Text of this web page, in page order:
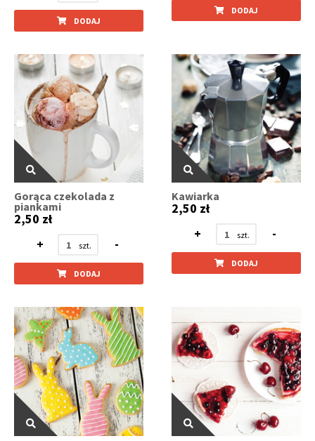
DODAJ
DODAJ
Gorąca czekolada z
piankami
2,50 zł
+
-
DODAJ
Kawiarka
2,50 zł
+
-
DODAJ